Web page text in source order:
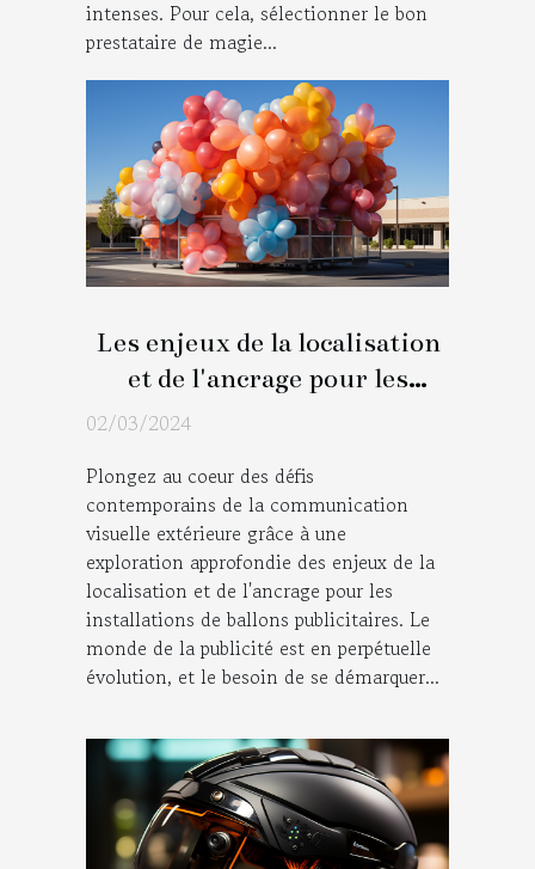
intenses. Pour cela, sélectionner le bon
prestataire de magie...
Les enjeux de la localisation
et de l'ancrage pour les
installations de ballons
02/03/2024
Plongez au coeur des défis
contemporains de la communication
visuelle extérieure grâce à une
exploration approfondie des enjeux de la
localisation et de l'ancrage pour les
installations de ballons publicitaires. Le
monde de la publicité est en perpétuelle
évolution, et le besoin de se démarquer...